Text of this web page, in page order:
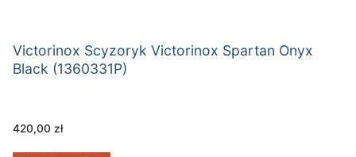
Victorinox Scyzoryk Victorinox Spartan Onyx
Black (1360331P)
420,00 zł